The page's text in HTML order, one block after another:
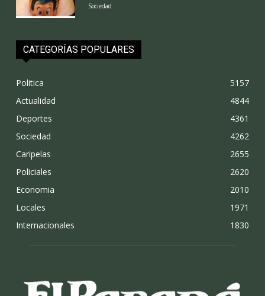
Sociedad
CATEGORÍAS POPULARES
Politica
5157
Actualidad
4844
Deportes
4361
Sociedad
4262
Caripelas
2655
Policiales
2620
Economia
2010
Locales
1971
Internacionales
1830